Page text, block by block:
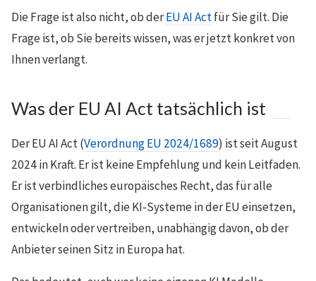
Die Frage ist also nicht, ob derEU AI Actfür Sie gilt. Die
Frage ist, ob Sie bereits wissen, was er jetzt konkret von
Ihnen verlangt.
Was der EU AI Act tatsächlich ist
Der EU AI Act (Verordnung EU 2024/1689) ist seit August
2024 in Kraft. Er ist keine Empfehlung und kein Leitfaden.
Er ist verbindliches europäisches Recht, das für alle
Organisationen gilt, die KI-Systeme in der EU einsetzen,
entwickeln oder vertreiben, unabhängig davon, ob der
Anbieter seinen Sitz in Europa hat.